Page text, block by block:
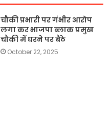
चौकी प्रभारी पर गंभीर आरोप
लगा कर भाजपा ब्लाक प्रमुख
चौकी में धरने पर बैठे
October 22, 2025